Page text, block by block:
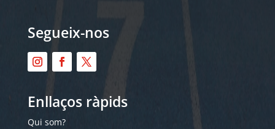
Segueix-nos
Enllaços ràpids
Qui som?